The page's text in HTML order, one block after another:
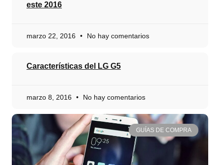
este 2016
marzo 22, 2016 No hay comentarios
Características del LG G5
marzo 8, 2016 No hay comentarios
GUÍAS DE COMPRA